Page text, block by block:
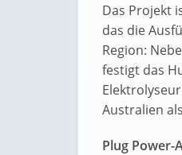
Das Projekt
das die
Region:
festigt das
Australien
Plug Power-